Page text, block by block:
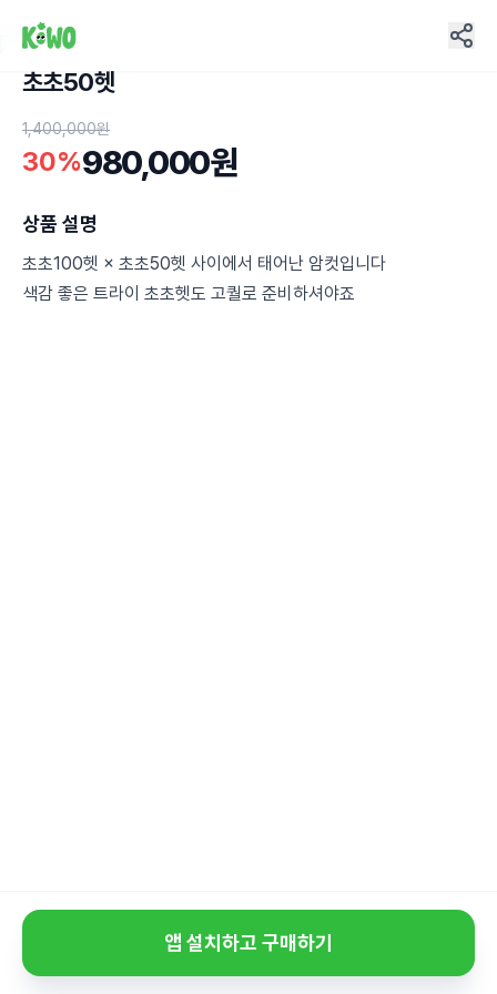
초초50헷
1,400,000원
30%980,000원
상품 설명
초초100헷 × 초초50헷 사이에서 태어난 암컷입니다
색감 좋은 트라이 초초헷도 고퀄로 준비하셔야죠
앱 설치하고 구매하기